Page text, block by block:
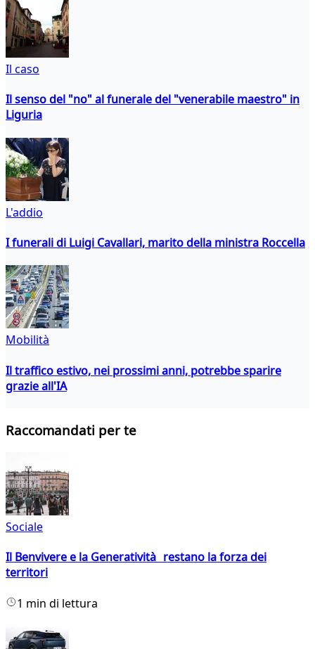
Il caso
Il senso del "no" al funerale del "venerabile maestro" in
Liguria
L'addio
I funerali di Luigi Cavallari, marito della ministra Roccella
Mobilità
Il traffico estivo, nei prossimi anni, potrebbe sparire
grazie all'IA
Raccomandati per te
Sociale
Il Benvivere e la Generatività restano la forza dei
territori
1 min di lettura